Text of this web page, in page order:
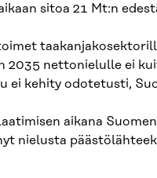
sitoa 21 Mt:n
2035 nettonielulle ei
ei kehity odotetusti,
aikana
nielusta